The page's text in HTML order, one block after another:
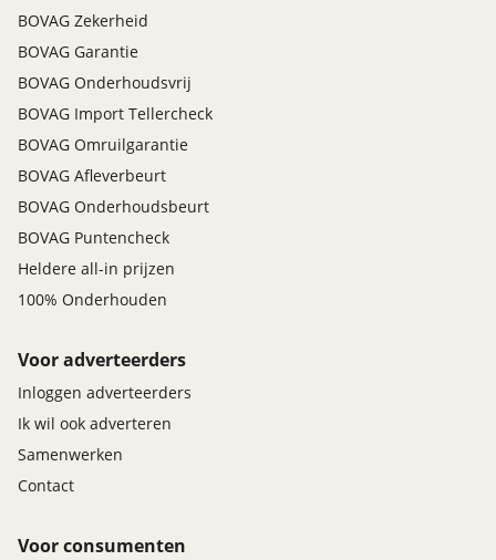
BOVAG Zekerheid
BOVAG Garantie
BOVAG Onderhoudsvrij
BOVAG Import Tellercheck
BOVAG Omruilgarantie
BOVAG Afleverbeurt
BOVAG Onderhoudsbeurt
BOVAG Puntencheck
Heldere all-in prijzen
100% Onderhouden
Voor adverteerders
Inloggen adverteerders
Ik wil ook adverteren
Samenwerken
Contact
Voor consumenten